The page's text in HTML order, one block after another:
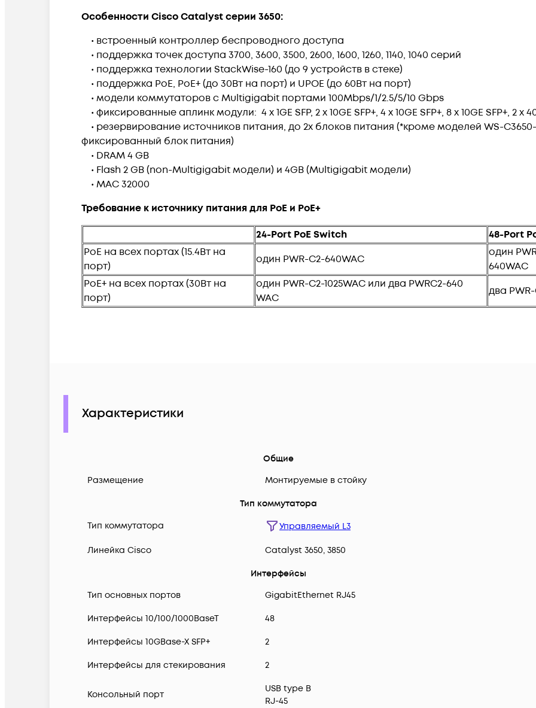
Особенности Cisco Catalyst серии 3650:
• встроенный контроллер беспроводного доступа
• поддержка точек доступа 3700, 3600, 3500, 2600, 1600, 1260, 1140, 1040 серий
• поддержка технологии StackWise-160 (до 9 устройств в стеке)
• поддержка PoE, PoE+ (до 30Вт на порт) и UPOE (до 60Вт на порт)
• модели коммутаторов с Multigigabit портами 100Mbps/1/2.5/5/10 Gbps
• фиксированные аплинк модули: 4 x 1GE SFP, 2 x 10GE SFP+, 4 x 10GE SFP+, 8 x 10GE SFP+, 2 x
• резервирование источников питания, до 2х блоков питания (*кроме моделей WS-C3650-
фиксированный блок питания)
• DRAM 4 GB
• Flash 2 GB (non-Multigigabit модели) и 4GB (Multigigabit модели)
• MAC 32000
Требование к источнику питания для PoE и PoE+
24-Port PoE Switch
48-Port
PoE на всех портах (15.4Вт на
порт)
один PWR-C2-640WAC
один
640WAC
PoE+ на всех портах (30Вт на
порт)
один PWR-C2-1025WAC или два PWRC2-640
WAC
два PWR-
Характеристики
Общие
Размещение
Монтируемые в стойку
Тип коммутатора
Тип коммутатора
Управляемый L3
Линейка Cisco Catalyst 3650, 3850
Интерфейсы
Тип основных портов
GigabitEthernet RJ45
Интерфейсы 10/100/1000BaseT 48
Интерфейсы 10GBase-X SFP+ 2
Интерфейсы для стекирования 2
Консольный порт
USB type B
RJ-45